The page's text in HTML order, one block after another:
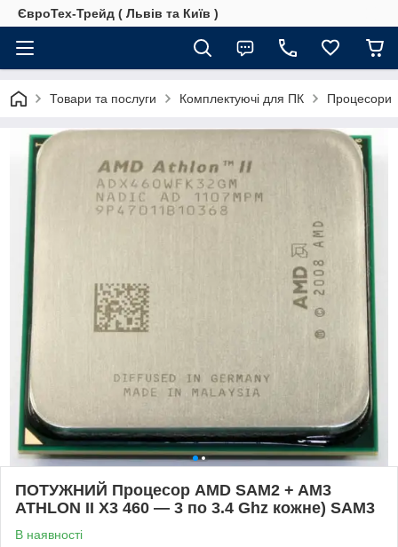
ЄвроТех-Трейд ( Львів та Київ )
Товари та послуги Комплектуючі для ПК Процесори
ПОТУЖНИЙ Процесор AMD SAM2 + AM3
ATHLON II X3 460 — 3 по 3.4 Ghz кожне) SAM3
В наявності